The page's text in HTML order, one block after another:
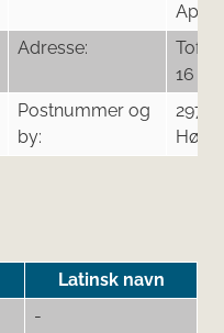
ApS
Adresse:
16
Postnummer og
by:
2970
Latinsk navn
-